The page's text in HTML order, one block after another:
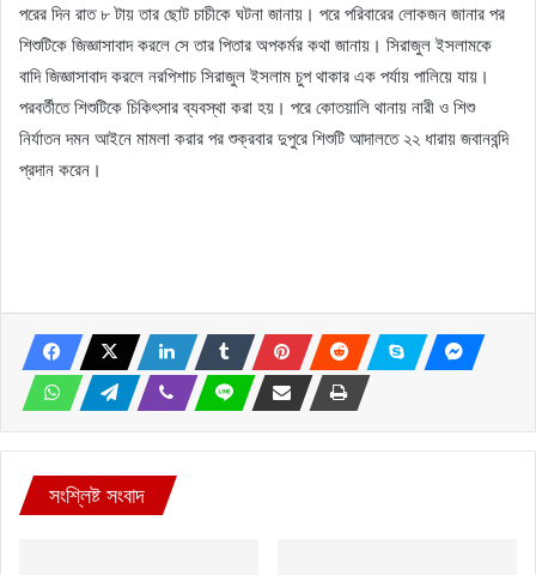
পরের দিন রাত ৮ টায় তার ছোট চাচীকে ঘটনা জানায়। পরে পরিবারের লোকজন জানার পর
শিশুটিকে জিজ্ঞাসাবাদ করলে সে তার পিতার অপকর্মর কথা জানায়। সিরাজুল ইসলামকে
বাদি জিজ্ঞাসাবাদ করলে নরপিশাচ সিরাজুল ইসলাম চুপ থাকার এক পর্যায় পালিয়ে যায়।
পরবর্তীতে শিশুটিকে চিকিৎসার ব্যবস্থা করা হয়। পরে কোতয়ালি থানায় নারী ও শিশু
নির্যাতন দমন আইনে মামলা করার পর শুক্রবার দুপুরে শিশুটি আদালতে ২২ ধারায় জবানবন্দি
প্রদান করেন।
সংশ্লিষ্ট সংবাদ